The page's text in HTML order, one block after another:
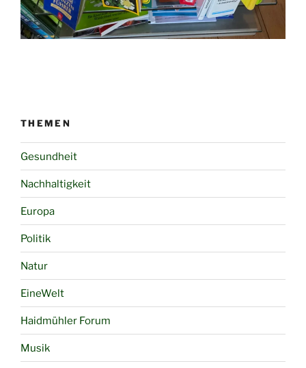
THEMEN
Gesundheit
Nachhaltigkeit
Europa
Politik
Natur
EineWelt
Haidmühler Forum
Musik